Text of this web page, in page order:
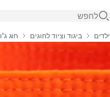
פתיחת חיפוש
בית
ילדים ביגוד וציוד לחוגים חוג